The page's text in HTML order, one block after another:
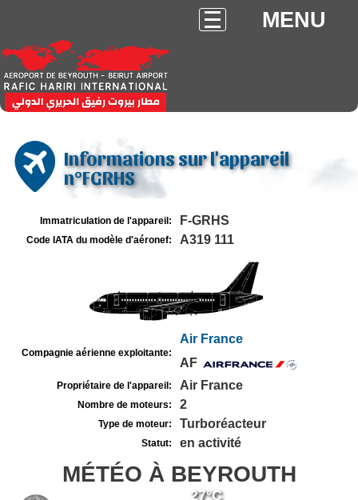
MENU
Informations sur l'appareil
n°FGRHS
Immatriculation de l'appareil: F-GRHS
Code IATA du modèle d'aéronef: A319 111
Compagnie aérienne exploitante:
Air France
AF
Propriétaire de l'appareil: Air France
Nombre de moteurs: 2
Type de moteur: Turboréacteur
Statut: en activité
MÉTÉO À BEYROUTH
27°C